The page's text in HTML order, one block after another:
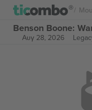
Benson Boone:
Αυγ 28, 2026